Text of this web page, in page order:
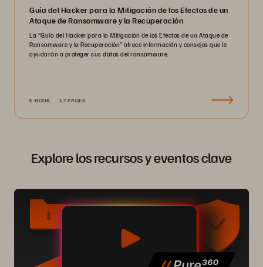
Guía del Hacker para la Mitigación de los Efectos de un
Ataque de Ransomware y la Recuperación
La “Guía del Hacker para la Mitigación de los Efectos de un Ataque de
Ransomware y la Recuperación” ofrece información y consejos que le
ayudarán a proteger sus datos del ransomware.
E-BOOK 17 PAGES
Explore los recursos y eventos clave